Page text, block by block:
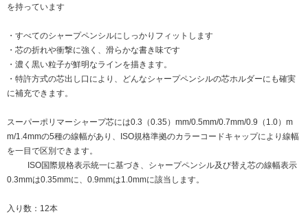
を持っています
・すべてのシャープペンシルにしっかりフィットします
・芯の折れや衝撃に強く、滑らかな書き味です
・濃く黒い粒子が鮮明なラインを描きます。
・特許方式の芯出し口により、どんなシャープペンシルの芯ホルダーにも確実
に補充できます。
スーパーポリマーシャープ芯には0.3（0.35）mm/0.5mm/0.7mm/0.9（1.0）m
m/1.4mmの5種の線幅があり、ISO規格準拠のカラーコードキャップにより線幅
を一目で区別できます。
ISO国際規格表示統一に基づき、シャープペンシル及び替え芯の線幅表示
0.3mmは0.35mmに、0.9mmは1.0mmに該当します。
入り数：12本